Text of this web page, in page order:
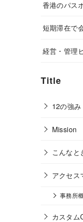
香港のパス
短期滞在で
経営・管理
Title
12の強み
Mission
こんなと
アクセス
事務所
カスタム